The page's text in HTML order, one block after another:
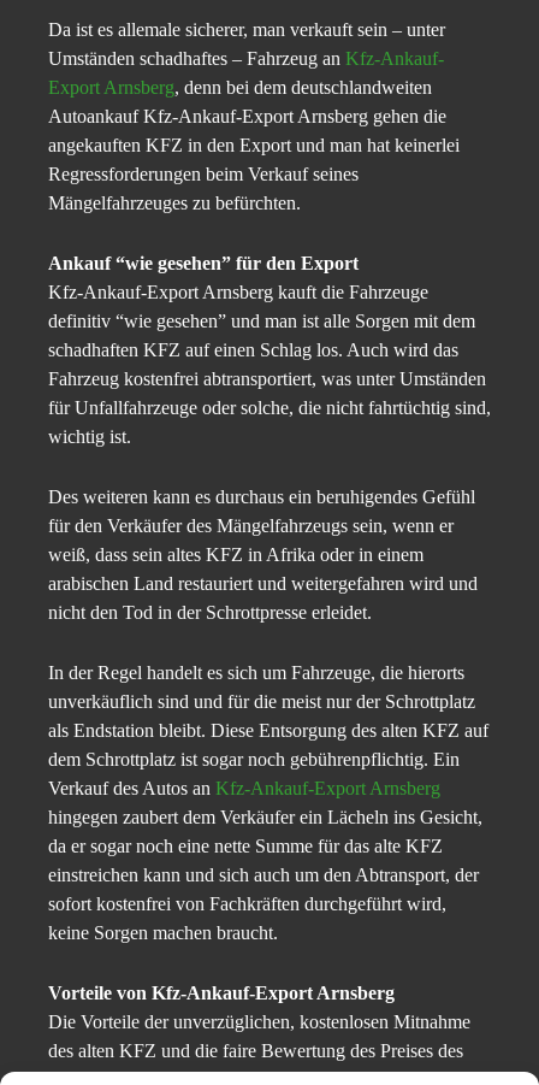
Da ist es allemale sicherer, man verkauft sein – unter
Umständen schadhaftes – Fahrzeug an Kfz-Ankauf-
Export Arnsberg, denn bei dem deutschlandweiten
Autoankauf Kfz-Ankauf-Export Arnsberg gehen die
angekauften KFZ in den Export und man hat keinerlei
Regressforderungen beim Verkauf seines
Mängelfahrzeuges zu befürchten.
Ankauf “wie gesehen” für den Export
Kfz-Ankauf-Export Arnsberg kauft die Fahrzeuge
definitiv “wie gesehen” und man ist alle Sorgen mit dem
schadhaften KFZ auf einen Schlag los. Auch wird das
Fahrzeug kostenfrei abtransportiert, was unter Umständen
für Unfallfahrzeuge oder solche, die nicht fahrtüchtig sind,
wichtig ist.
Des weiteren kann es durchaus ein beruhigendes Gefühl
für den Verkäufer des Mängelfahrzeugs sein, wenn er
weiß, dass sein altes KFZ in Afrika oder in einem
arabischen Land restauriert und weitergefahren wird und
nicht den Tod in der Schrottpresse erleidet.
In der Regel handelt es sich um Fahrzeuge, die hierorts
unverkäuflich sind und für die meist nur der Schrottplatz
als Endstation bleibt. Diese Entsorgung des alten KFZ auf
dem Schrottplatz ist sogar noch gebührenpflichtig. Ein
Verkauf des Autos an Kfz-Ankauf-Export Arnsberg
hingegen zaubert dem Verkäufer ein Lächeln ins Gesicht,
da er sogar noch eine nette Summe für das alte KFZ
einstreichen kann und sich auch um den Abtransport, der
sofort kostenfrei von Fachkräften durchgeführt wird,
keine Sorgen machen braucht.
Vorteile von Kfz-Ankauf-Export Arnsberg
Die Vorteile der unverzüglichen, kostenlosen Mitnahme
des alten KFZ und die faire Bewertung des Preises des